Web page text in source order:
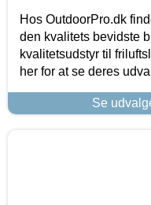
Hos OutdoorPro.dk
den kvalitets bevidste
kvalitetsudstyr til
her for at se deres
Se